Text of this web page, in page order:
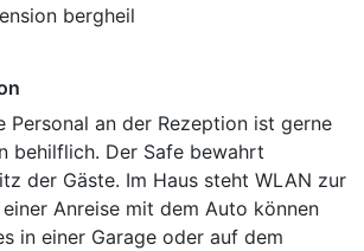
Personal an der Rezeption ist gerne
behilflich. Der Safe bewahrt
der Gäste. Im Haus steht WLAN zur
Anreise mit dem Auto können
in einer Garage oder auf dem